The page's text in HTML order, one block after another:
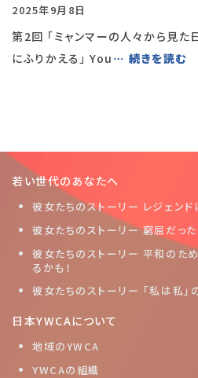
2025年9月8日
第2回 「ミャンマーの人々から見
にふりかえる」 You … 続きを読む
若い世代のあなたへ
彼女たちのストーリー レジェンド
彼女たちのストーリー 窮屈だっ
彼女たちのストーリー 平和のた
るかも！
彼女たちのストーリー 「私は私」
日本YWCAについて
地域のYWCA
YWCAの組織